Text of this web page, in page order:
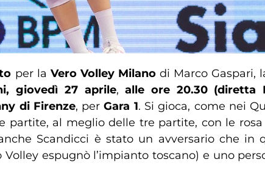
per la Vero Volley Milanodi Marco Gaspari,
giovedì 27 aprile,alle ore 20.30 (diretta
di Firenze, perGara 1. Si gioca, come nei
al meglio delle tre partite, con le
Scandicci è stato un avversario che in
espugnò l’impianto toscano) e uno